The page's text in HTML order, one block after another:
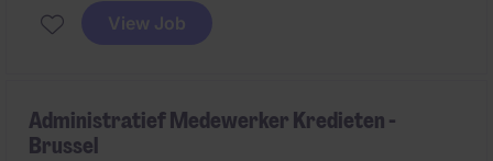
onderhoudt contact met klanten en draagt bij aan een
veilige en correcte verwerking van financiële
View Job
Administratief Medewerker Kredieten -
Brussel